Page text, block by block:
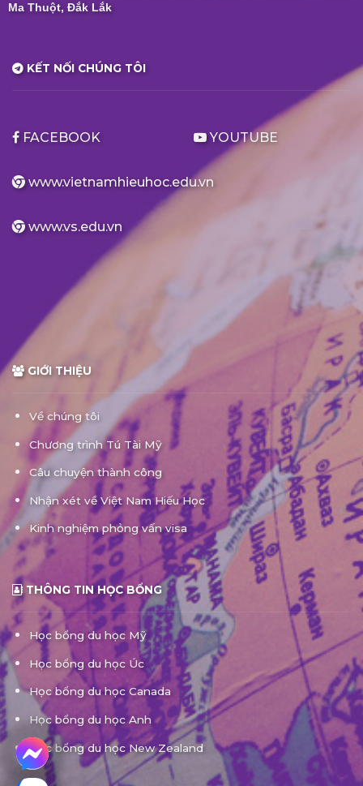
Ma Thuột, Đắk Lắk
KẾT NỐI CHÚNG TÔI
FACEBOOK YOUTUBE
www.vietnamhieuhoc.edu.vn
www.vs.edu.vn
GIỚI THIỆU
Về chúng tôi
Chương trình Tú Tài Mỹ
Câu chuyện thành công
Nhận xét về Việt Nam Hiếu Học
Kinh nghiệm phỏng vấn visa
THÔNG TIN HỌC BỔNG
Học bổng du học Mỹ
Học bổng du học Úc
Học bổng du học Canada
Học bổng du học Anh
Học bổng du học New Zealand